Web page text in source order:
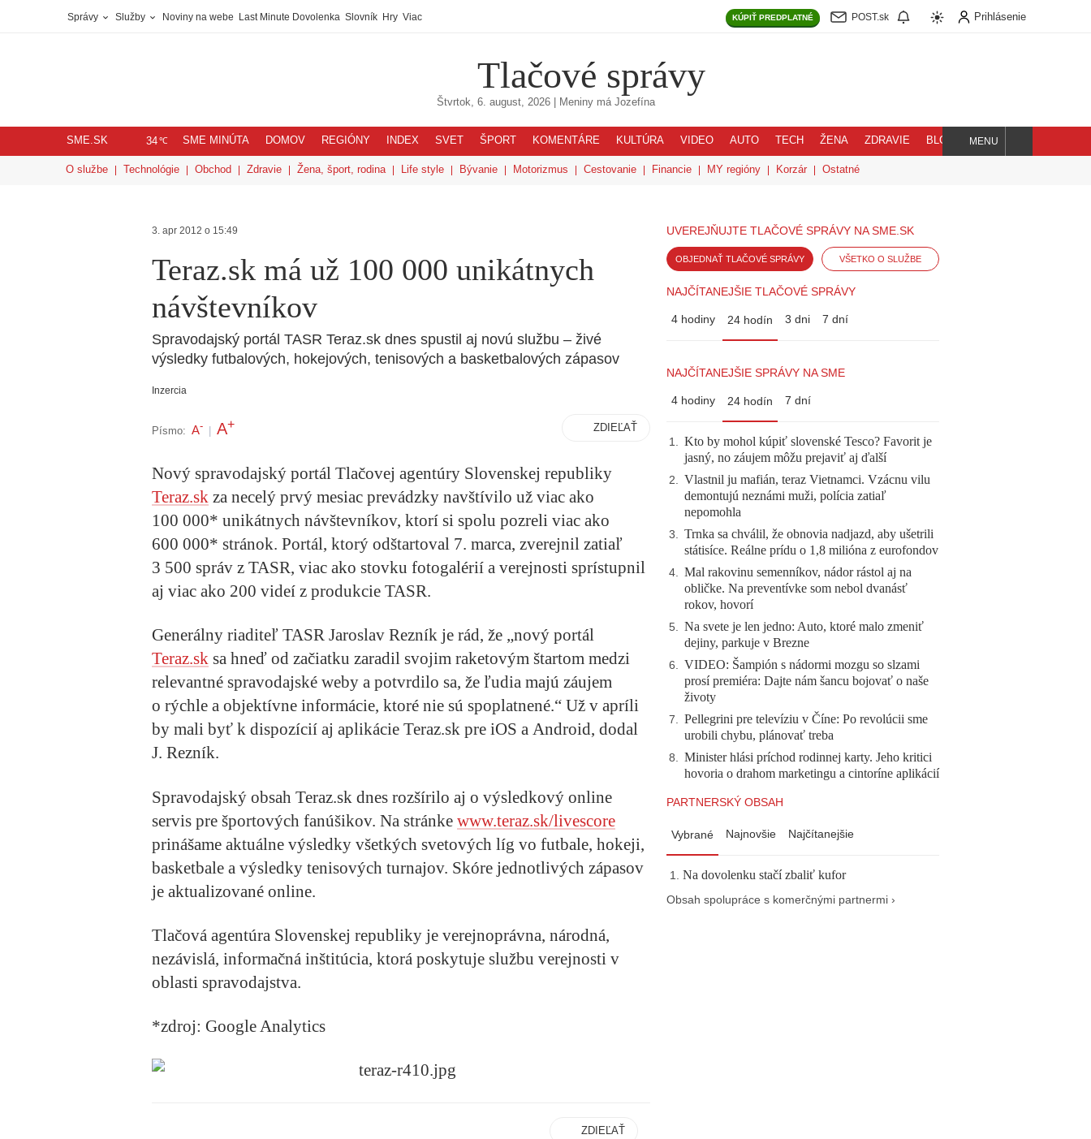
Správy Služby Noviny na webe Last Minute Dovolenka Slovník Hry Viac KÚPIŤ PREDPLATNÉ POST.sk Prihlásenie
Tlačové správy
Štvrtok, 6. august, 2026| Meniny má Jozefína
SME.SK 34℃ SME MINÚTA DOMOV REGIÓNY INDEX SVET ŠPORT KOMENTÁRE KULTÚRA VIDEO AUTO TECH ŽENA ZDRAVIE BLOG
Hľadaj
MENU
O službe Technológie Obchod Zdravie Žena, šport, rodina Life style Bývanie Motorizmus Cestovanie Financie MY regióny Korzár Ostatné
3. apr 2012 o 15:49
Teraz.sk má už 100 000 unikátnych
návštevníkov
Spravodajský portál TASR Teraz.sk dnes spustil aj novú službu – živé
výsledky futbalových, hokejových, tenisových a basketbalových zápasov
Inzercia
Písmo: A- A+ ZDIEĽAŤ
Nový spravodajský portál Tlačovej agentúry Slovenskej republiky
Teraz.sk za necelý prvý mesiac prevádzky navštívilo už viac ako
100 000* unikátnych návštevníkov, ktorí si spolu pozreli viac ako
600 000* stránok. Portál, ktorý odštartoval 7. marca, zverejnil zatiaľ
3 500 správ z TASR, viac ako stovku fotogalérií a verejnosti sprístupnil
aj viac ako 200 videí z produkcie TASR.
Generálny riaditeľ TASR Jaroslav Rezník je rád, že „nový portál
Teraz.sk sa hneď od začiatku zaradil svojim raketovým štartom medzi
relevantné spravodajské weby a potvrdilo sa, že ľudia majú záujem
o rýchle a objektívne informácie, ktoré nie sú spoplatnené.“ Už v apríli
by mali byť k dispozícií aj aplikácie Teraz.sk pre iOS a Android, dodal
J. Rezník.
Spravodajský obsah Teraz.sk dnes rozšírilo aj o výsledkový online
servis pre športových fanúšikov. Na stránke www.teraz.sk/livescore
prinášame aktuálne výsledky všetkých svetových líg vo futbale, hokeji,
basketbale a výsledky tenisových turnajov. Skóre jednotlivých zápasov
je aktualizované online.
Tlačová agentúra Slovenskej republiky je verejnoprávna, národná,
nezávislá, informačná inštitúcia, ktorá poskytuje službu verejnosti v
oblasti spravodajstva.
*zdroj: Google Analytics
ZDIEĽAŤ
UVEREJŇUJTE TLAČOVÉ SPRÁVY NA SME.SK
OBJEDNAŤ TLAČOVÉ SPRÁVY VŠETKO O SLUŽBE
NAJČÍTANEJŠIE TLAČOVÉ SPRÁVY
4 hodiny 24 hodín 3 dni 7 dní
NAJČÍTANEJŠIE SPRÁVY NA SME
4 hodiny 24 hodín 7 dní
1. Kto by mohol kúpiť slovenské Tesco? Favorit je
jasný, no záujem môžu prejaviť aj ďalší
2. Vlastnil ju mafián, teraz Vietnamci. Vzácnu vilu
demontujú neznámi muži, polícia zatiaľ
nepomohla
3. Trnka sa chválil, že obnovia nadjazd, aby ušetrili
státisíce. Reálne prídu o 1,8 milióna z eurofondov
4. Mal rakovinu semenníkov, nádor rástol aj na
obličke. Na preventívke som nebol dvanásť
rokov, hovorí
5. Na svete je len jedno: Auto, ktoré malo zmeniť
dejiny, parkuje v Brezne
6. VIDEO: Šampión s nádormi mozgu so slzami
prosí premiéra: Dajte nám šancu bojovať o naše
životy
7. Pellegrini pre televíziu v Číne: Po revolúcii sme
urobili chybu, plánovať treba
8. Minister hlási príchod rodinnej karty. Jeho kritici
hovoria o drahom marketingu a cintoríne aplikácií
PARTNERSKÝ OBSAH
Vybrané Najnovšie Najčítanejšie
Na dovolenku stačí zbaliť kufor
Obsah spolupráce s komerčnými partnermi ›